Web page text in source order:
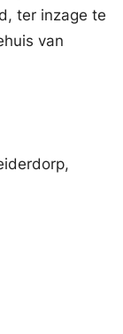
ter inzage te
van